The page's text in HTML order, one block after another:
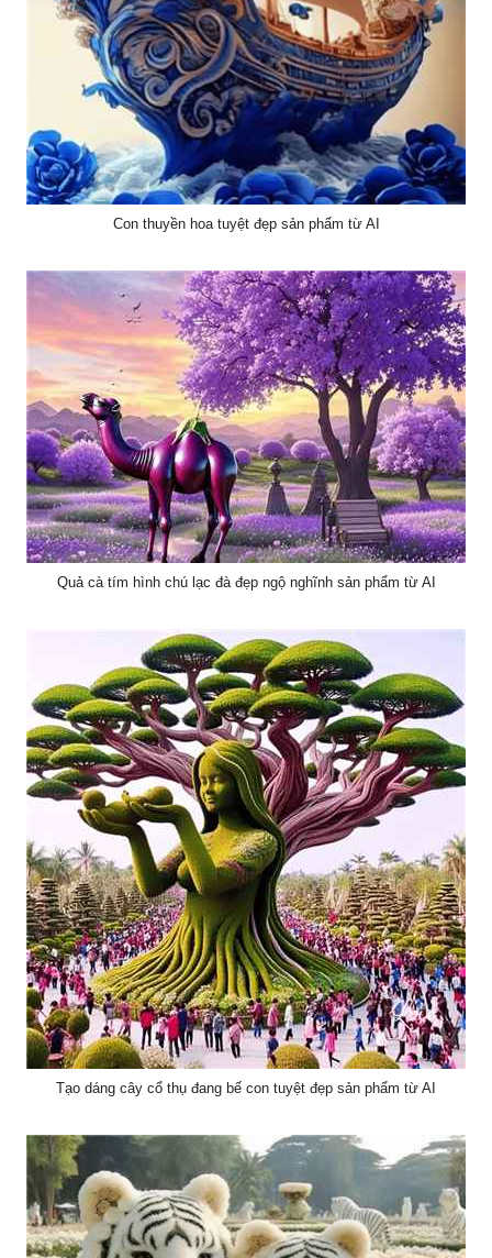
Con thuyền hoa tuyệt đẹp sản phẩm từ AI
Quả cà tím hình chú lạc đà đẹp ngộ nghĩnh sản phẩm từ AI
Tạo dáng cây cổ thụ đang bế con tuyệt đẹp sản phẩm từ AI